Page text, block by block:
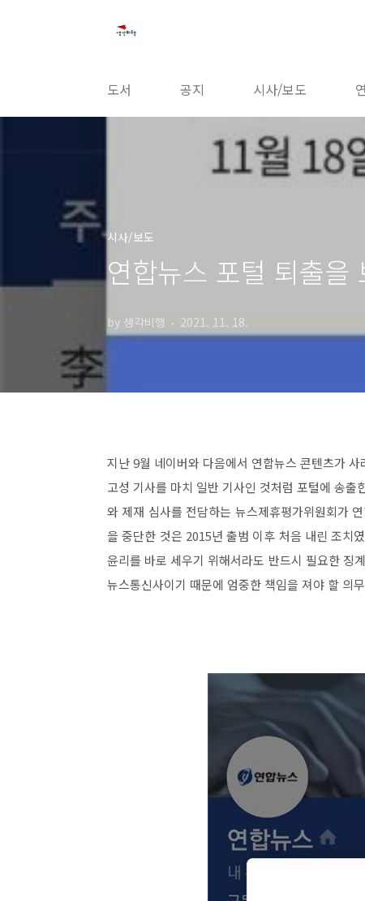
도서 공지 시사/보도
시사/보도
연합뉴스 포털 퇴출을
by 생각비행 2021. 11. 18.
지난 9월 네이버와 다음에서 연합뉴스 콘텐츠가
고성 기사를 마치 일반 기사인 것처럼 포털에 송
와 제재 심사를 전담하는 뉴스제휴평가위원회가
을 중단한 것은 2015년 출범 이후 처음 내린 조치
윤리를 바로 세우기 위해서라도 반드시 필요한 징
뉴스통신사이기 때문에 엄중한 책임을 져야 할 의